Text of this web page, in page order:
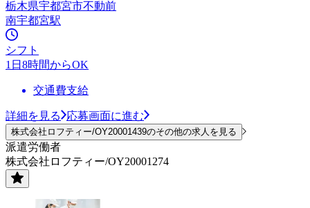
栃木県宇都宮市不動前
南宇都宮駅
シフト
1日8時間からOK
交通費支給
詳細を見る 応募画面に進む
株式会社ロフティー/OY20001439のその他の求人を見る
派遣労働者
株式会社ロフティー/OY20001274